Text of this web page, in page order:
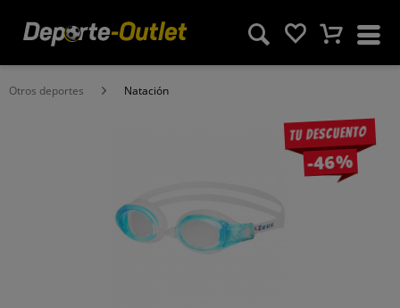
Otros deportes Natación
Tu descuento
-46%